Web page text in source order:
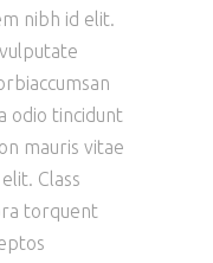
nibh id elit.
odio tincidunt
mauris vitae
Class
torquent